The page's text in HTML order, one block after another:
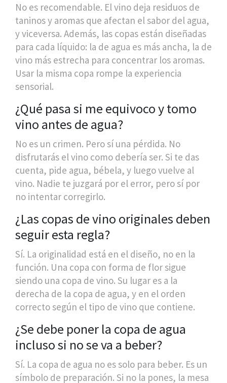
No es recomendable. El vino deja residuos de
taninos y aromas que afectan el sabor del agua,
y viceversa. Además, las copas están diseñadas
para cada líquido: la de agua es más ancha, la de
vino más estrecha para concentrar los aromas.
Usar la misma copa rompe la experiencia
sensorial.
¿Qué pasa si me equivoco y tomo
vino antes de agua?
No es un crimen. Pero sí una pérdida. No
disfrutarás el vino como debería ser. Si te das
cuenta, pide agua, bébela, y luego vuelve al
vino. Nadie te juzgará por el error, pero sí por
no intentar corregirlo.
¿Las copas de vino originales deben
seguir esta regla?
Sí. La originalidad está en el diseño, no en la
función. Una copa con forma de flor sigue
siendo una copa de vino. Su lugar es a la
derecha de la copa de agua, y en el orden
correcto según el tipo de vino que contiene.
¿Se debe poner la copa de agua
incluso si no se va a beber?
Sí. La copa de agua no es solo para beber. Es un
símbolo de preparación. Si no la pones, la mesa